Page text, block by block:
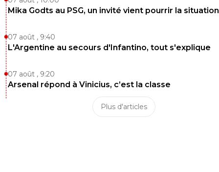
Mika Godts au PSG, un invité vient pourrir la situation
07 août , 9:40
L'Argentine au secours d'Infantino, tout s'explique
07 août , 9:20
Arsenal répond à Vinicius, c’est la classe
Plus d'articles